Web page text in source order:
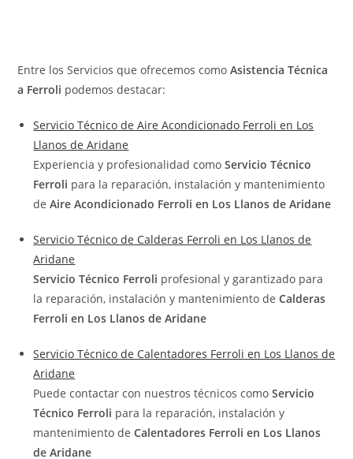
Entre los Servicios que ofrecemos comoAsistencia Técnica
a Ferroli podemos destacar:
Servicio Técnico de Aire Acondicionado Ferroli en Los
Llanos de Aridane
Experiencia y profesionalidad comoServicio Técnico
Ferroli para la reparación, instalación y mantenimiento
deAire Acondicionado Ferroli en Los Llanos de Aridane
Servicio Técnico de Calderas Ferroli en Los Llanos de
Aridane
Servicio Técnico Ferroli profesional y garantizado para
la reparación, instalación y mantenimiento deCalderas
Ferroli en Los Llanos de Aridane
Servicio Técnico de Calentadores Ferroli en Los Llanos de
Aridane
Puede contactar con nuestros técnicos comoServicio
Técnico Ferroli para la reparación, instalación y
mantenimiento deCalentadores Ferroli en Los Llanos
de Aridane